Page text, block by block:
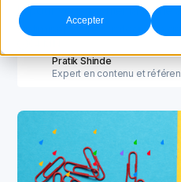
Accepter
là pour vous faciliter la tâche
optimiser votre stratégie de
Pratik Shinde
Expert en contenu et